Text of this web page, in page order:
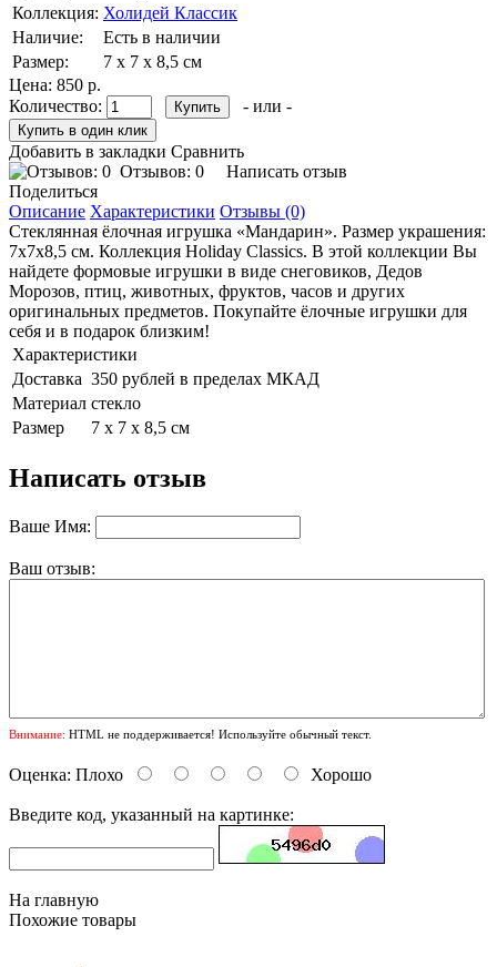
Коллекция: Холидей Классик
Наличие:
Есть в наличии
Размер:
7 х 7 х 8,5 см
Цена: 850 р.
Количество:
- или -
Добавить в закладки Сравнить
Отзывов: 0
Написать отзыв
Поделиться
Описание Характеристики Отзывы (0)
Стеклянная ёлочная игрушка «Мандарин». Размер украшения:
7х7х8,5 см. Коллекция Holiday Classics. В этой коллекции Вы
найдете формовые игрушки в виде снеговиков, Дедов
Морозов, птиц, животных, фруктов, часов и других
оригинальных предметов. Покупайте ёлочные игрушки для
себя и в подарок близким!
Характеристики
Доставка 350 рублей в пределах МКАД
Материал стекло
Размер
7 х 7 х 8,5 см
Написать отзыв
Ваше Имя:
Ваш отзыв:
Внимание: HTML не поддерживается! Используйте обычный текст.
Оценка: Плохо Хорошо
Введите код, указанный на картинке:
На главную
Похожие товары